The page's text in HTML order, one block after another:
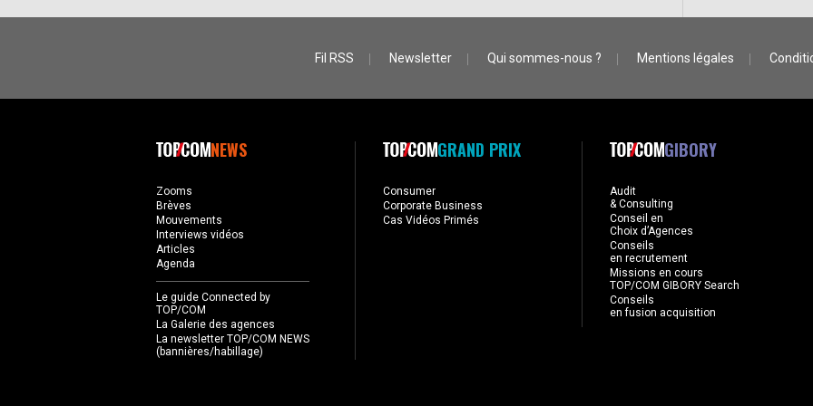
Fil RSS Newsletter Qui sommes-nous ? Mentions légales
NEWS
Zooms
Brèves
Mouvements
Interviews vidéos
Articles
Agenda
Le guide Connected by
TOP/COM
La Galerie des agences
La newsletter TOP/COM NEWS
(bannières/habillage)
GRAND PRIX
Consumer
Corporate Business
Cas Vidéos Primés
GIBORY
Audit
& Consulting
Conseil en
Choix d’Agences
Conseils
en recrutement
Missions en cours
TOP/COM GIBORY Search
Conseils
en fusion acquisition